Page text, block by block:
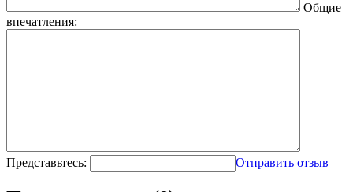
Общие
впечатления:
Представьтесь: Отправить отзыв